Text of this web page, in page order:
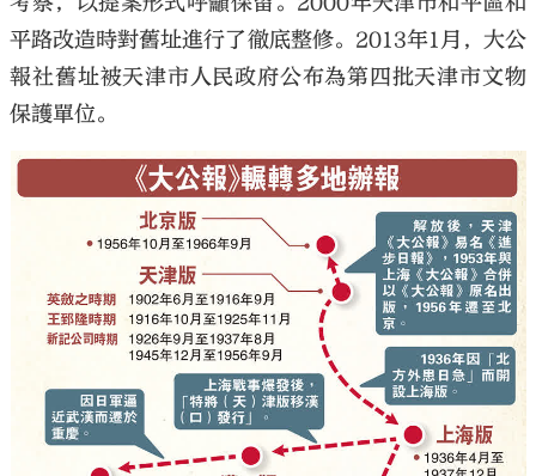
平路改造時對舊址進行了徹底整修。2013年1月，大公
報社舊址被天津市人民政府公布為第四批天津市文物
保護單位。